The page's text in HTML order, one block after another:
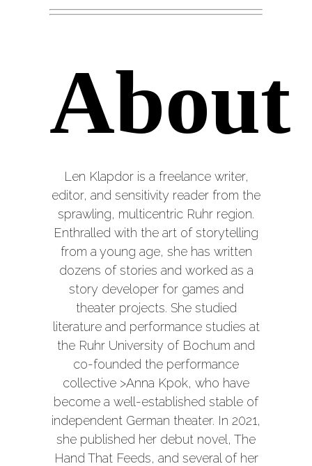
About
Len Klapdor is a freelance writer,
editor, and sensitivity reader from the
sprawling, multicentric Ruhr region.
Enthralled with the art of storytelling
from a young age, she has written
dozens of stories and worked as a
story developer for games and
theater projects. She studied
literature and performance studies at
the Ruhr University of Bochum and
co-founded the performance
collective >Anna Kpok, who have
become a well-established stable of
independent German theater. In 2021,
she published her debut novel, The
Hand That Feeds, and several of her